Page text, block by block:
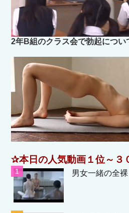
2年B組のクラス会で勃起につい
✰本日の人気動画１位～３
男女一緒の全裸